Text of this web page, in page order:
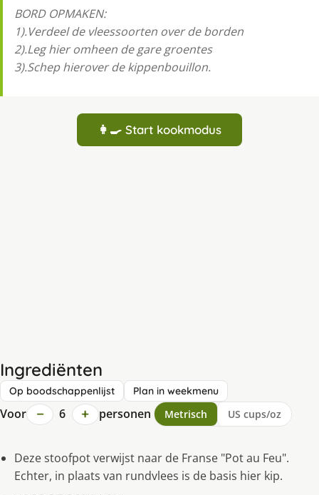
BORD OPMAKEN:
1).Verdeel de vleessoorten over de borden
2).Leg hier omheen de gare groentes
3).Schep hierover de kippenbouillon.
👩‍🍳 Start kookmodus
Ingrediënten
Op boodschappenlijst Plan in weekmenu
Voor − 6 + personen Metrisch US cups/oz
Deze stoofpot verwijst naar de Franse "Pot au Feu".
Echter, in plaats van rundvlees is de basis hier kip.